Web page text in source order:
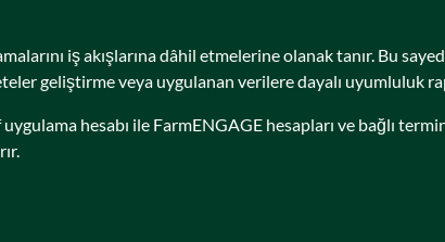
iş akışlarına dâhil etmelerine olanak tanır. Bu
geliştirme veya uygulanan verilere dayalı uyumluluk
hesabı ile FarmENGAGE hesapları ve bağlı